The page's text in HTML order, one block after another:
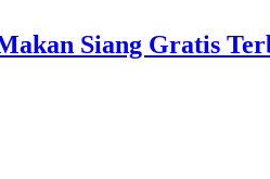
Siang Gratis